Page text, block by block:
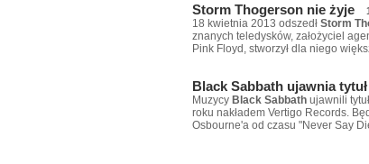
Storm Thogerson nie żyje
18 kwietnia 2013 odszedł Storm
znanych teledysków, założyciel
Pink Floyd, stworzył dla niego
Black Sabbath ujawnia
Muzycy Black Sabbath ujawnili
roku nakładem Vertigo Records.
Osbourne'a od czasu "Never Say